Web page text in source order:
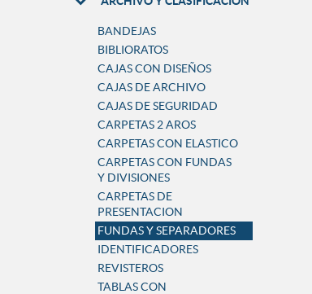
BANDEJAS
BIBLIORATOS
CAJAS CON DISEÑOS
CAJAS DE ARCHIVO
CAJAS DE SEGURIDAD
CARPETAS 2 AROS
CARPETAS CON ELASTICO
CARPETAS CON FUNDAS
Y DIVISIONES
CARPETAS DE
PRESENTACION
FUNDAS Y SEPARADORES
IDENTIFICADORES
REVISTEROS
TABLAS CON